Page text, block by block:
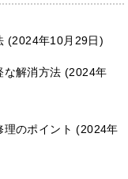
2024年10月29日
な解消方法
2024年
理のポイント 2024年